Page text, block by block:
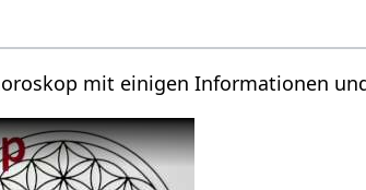
mit einigen Informationen